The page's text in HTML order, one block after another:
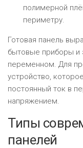
полимерной
периметру.
Готовая панель
бытовые приборы и
переменном. Для
устройство,
постоянный ток в
напряжением.
Типы
панелей